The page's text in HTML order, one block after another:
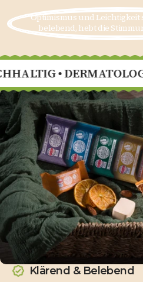
einen fruchtig-süßen,
Optimismus und Leichtigkeit
belebend, hebt die
Konzentration – ideal, um mit
•
Klärend & Belebend